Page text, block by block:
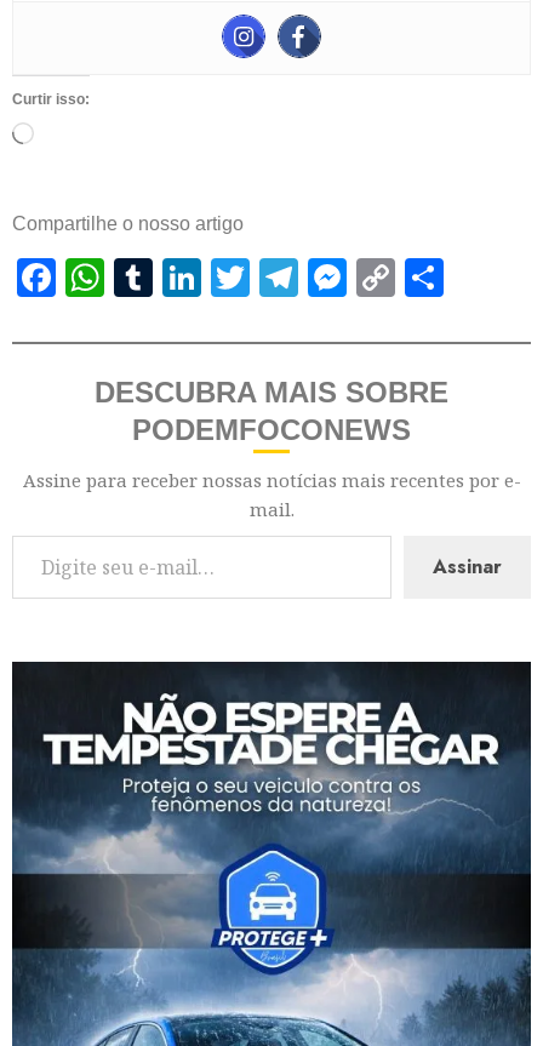
Curtir isso:
Compartilhe o nosso artigo
Facebook
WhatsApp
Tumblr
LinkedIn
Twitter
Telegram
Messenger
Copy
DESCUBRA MAIS SOBRE
PODEMFOCONEWS
Assine para receber nossas notícias mais recentes por e-
mail.
Assinar